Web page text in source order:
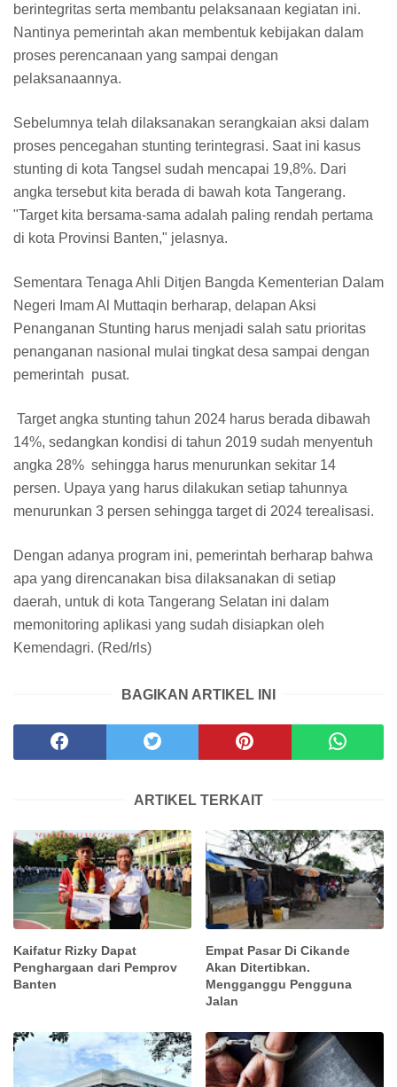
berintegritas serta membantu pelaksanaan kegiatan ini.
Nantinya pemerintah akan membentuk kebijakan dalam
proses perencanaan yang sampai dengan
pelaksanaannya.
Sebelumnya telah dilaksanakan serangkaian aksi dalam
proses pencegahan stunting terintegrasi. Saat ini kasus
stunting di kota Tangsel sudah mencapai 19,8%. Dari
angka tersebut kita berada di bawah kota Tangerang.
"Target kita bersama-sama adalah paling rendah pertama
di kota Provinsi Banten," jelasnya.
Sementara Tenaga Ahli Ditjen Bangda Kementerian Dalam
Negeri Imam Al Muttaqin berharap, delapan Aksi
Penanganan Stunting harus menjadi salah satu prioritas
penanganan nasional mulai tingkat desa sampai dengan
pemerintah pusat.
Target angka stunting tahun 2024 harus berada dibawah
14%, sedangkan kondisi di tahun 2019 sudah menyentuh
angka 28% sehingga harus menurunkan sekitar 14
persen. Upaya yang harus dilakukan setiap tahunnya
menurunkan 3 persen sehingga target di 2024 terealisasi.
Dengan adanya program ini, pemerintah berharap bahwa
apa yang direncanakan bisa dilaksanakan di setiap
daerah, untuk di kota Tangerang Selatan ini dalam
memonitoring aplikasi yang sudah disiapkan oleh
Kemendagri. (Red/rls)
BAGIKAN ARTIKEL INI
ARTIKEL TERKAIT
Kaifatur Rizky Dapat
Penghargaan dari Pemprov
Banten
Empat Pasar Di Cikande
Akan Ditertibkan.
Mengganggu Pengguna
Jalan